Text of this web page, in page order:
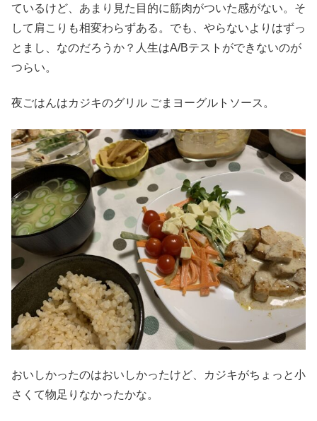
ているけど、あまり見た目的に筋肉がついた感がない。そ
して肩こりも相変わらずある。でも、やらないよりはずっ
とまし、なのだろうか？人生はA/Bテストができないのが
つらい。
夜ごはんはカジキのグリル ごまヨーグルトソース。
おいしかったのはおいしかったけど、カジキがちょっと小
さくて物足りなかったかな。